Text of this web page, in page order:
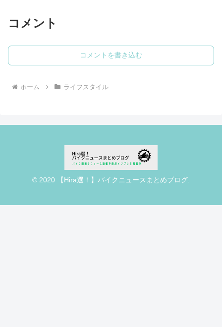
コメント
コメントを書き込む
ホーム ライフスタイル
© 2020 【Hira選！】バイクニュースまとめブログ.